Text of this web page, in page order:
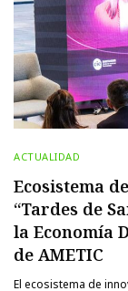
ACTUALIDAD
Ecosistema
“Tardes de
la Economía
de AMETIC
El ecosistema de